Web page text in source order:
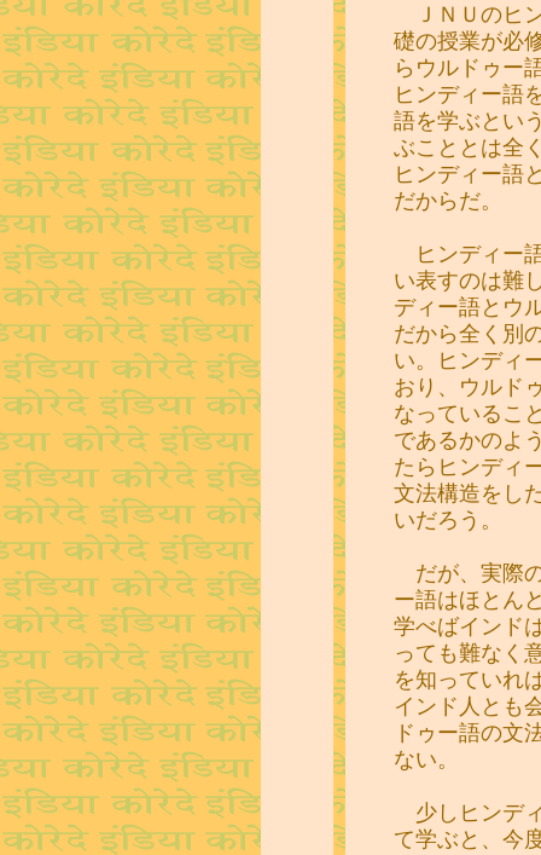
ＪＮＵのヒ
礎の授業が必
らウルドゥー
ヒンディー語
語を学ぶとい
ぶこととは全
ヒンディー語
だからだ。
ヒンディー
い表すのは難
ディー語とウ
だから全く別
い。ヒンディ
おり、ウルド
なっているこ
であるかのよ
たらヒンディ
文法構造をし
いだろう。
だが、実際
ー語はほとん
学べばインド
っても難なく
を知っていれ
インド人とも
ドゥー語の文
ない。
少しヒンデ
て学ぶと、今